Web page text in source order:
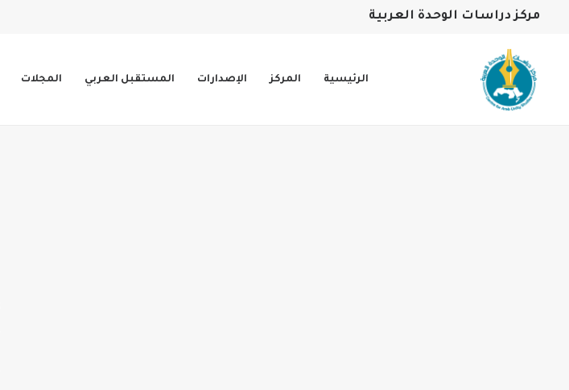
مركز دراسات الوحدة العربية
الرئيسية المركز الإصدارات المستقبل العربي المجلات